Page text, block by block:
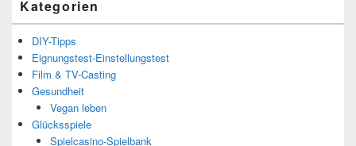
Kategorien
DIY-Tipps
Eignungstest-Einstellungstest
Film & TV-Casting
Gesundheit
Vegan leben
Glücksspiele
Spielcasino-Spielbank